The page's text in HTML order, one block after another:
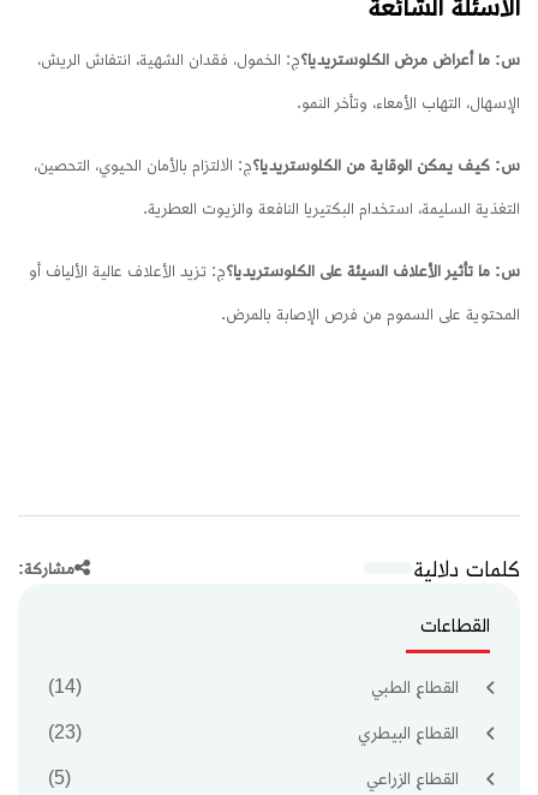
الأسئلة الشائعة
س: ما أعراض مرض الكلوستريديا؟ج: الخمول، فقدان الشهية، انتفاش الريش،
الإسهال، التهاب الأمعاء، وتأخر النمو.
س: كيف يمكن الوقاية من الكلوستريديا؟ج: الالتزام بالأمان الحيوي، التحصين،
التغذية السليمة، استخدام البكتيريا النافعة والزيوت العطرية.
س: ما تأثير الأعلاف السيئة على الكلوستريديا؟ج: تزيد الأعلاف عالية الألياف أو
المحتوية على السموم من فرص الإصابة بالمرض.
كلمات دلالية مشاركة:
القطاعات
القطاع الطبي (14)
القطاع البيطري (23)
القطاع الزراعي (5)